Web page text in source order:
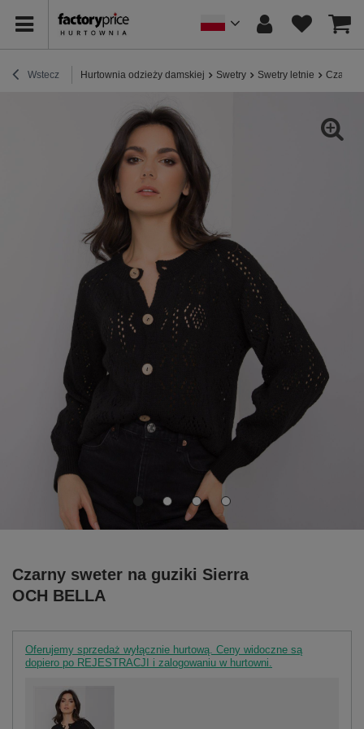
Wstecz Hurtownia odzieży damskiej Swetry Swetry letnie Czarny
Czarny sweter na guziki Sierra
OCH BELLA
Oferujemy sprzedaż wyłącznie hurtową. Ceny widoczne są
dopiero po REJESTRACJI i zalogowaniu w hurtowni.